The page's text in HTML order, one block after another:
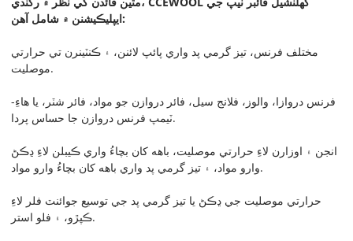
ايپليڪيشنن ۾ شامل آهن:
مختلف فرنس، تيز گرمي پد واري پائپ لائنن، ۽ ڪنٽينرن تي حرارتي
موصليت.
فرنس دروازا، والوز، فلانج سيل، فائر دروازن جو مواد، فائر شٽر، يا هاءِ-
ٽيمپ فرنس دروازن جا حساس پردا.
انجن ۽ اوزارن لاءِ حرارتي موصليت، باهه کان بچاءُ واري ڪيبلن لاءِ ڍڪڻ
وارو مواد، ۽ تيز گرمي پد واري باهه کان بچاءُ وارو مواد.
حرارتي موصليت جي ڍڪڻ يا تيز گرمي پد جي توسيع جوائنٽ فلر لاءِ
ڪپڙو، ۽ فلو استر.